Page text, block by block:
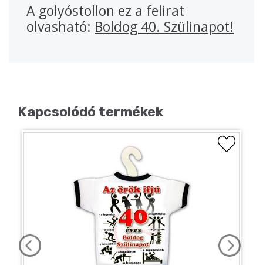
A golyóstollon ez a felirat
olvasható: Boldog 40. Szülinapot!
Kapcsolódó termékek